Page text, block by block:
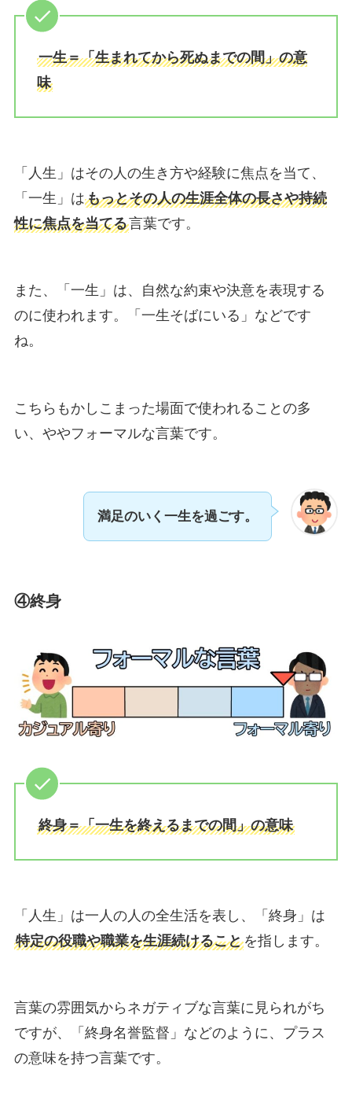
一生＝「生まれてから死ぬまでの間」の意
味
「人生」はその人の生き方や経験に焦点を当て、
「一生」はもっとその人の生涯全体の長さや持続
性に焦点を当てる言葉です。
また、「一生」は、自然な約束や決意を表現する
のに使われます。「一生そばにいる」などです
ね。
こちらもかしこまった場面で使われることの多
い、ややフォーマルな言葉です。
満足のいく一生を過ごす。
④終身
終身＝「一生を終えるまでの間」の意味
「人生」は一人の人の全生活を表し、「終身」は
特定の役職や職業を生涯続けることを指します。
言葉の雰囲気からネガティブな言葉に見られがち
ですが、「終身名誉監督」などのように、プラス
の意味を持つ言葉です。